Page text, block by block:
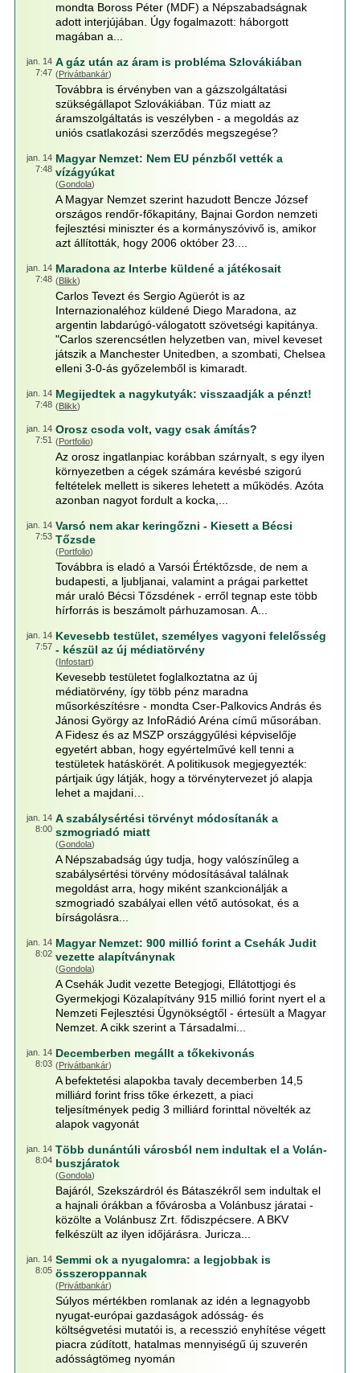
mondta Boross Péter (MDF) a Népszabadságnak
adott interjújában. Úgy fogalmazott: háborgott
magában a...
jan. 14
7:47
A gáz után az áram is probléma Szlovákiában
(Privátbankár)
Továbbra is érvényben van a gázszolgáltatási
szükségállapot Szlovákiában. Tűz miatt az
áramszolgáltatás is veszélyben - a megoldás az
uniós csatlakozási szerződés megszegése?
jan. 14
7:48
Magyar Nemzet: Nem EU pénzből vették a
vízágyúkat
(Gondola)
A Magyar Nemzet szerint hazudott Bencze József
országos rendőr-főkapitány, Bajnai Gordon nemzeti
fejlesztési miniszter és a kormányszóvivő is, amikor
azt állították, hogy 2006 október 23....
jan. 14
7:48
Maradona az Interbe küldené a játékosait
(Blikk)
Carlos Tevezt és Sergio Agüerót is az
Internazionaléhoz küldené Diego Maradona, az
argentin labdarúgó-válogatott szövetségi kapitánya.
"Carlos szerencsétlen helyzetben van, mivel keveset
játszik a Manchester Unitedben, a szombati, Chelsea
elleni 3-0-ás győzelemből is kimaradt.
jan. 14
7:48
Megijedtek a nagykutyák: visszaadják a pénzt!
(Blikk)
jan. 14
7:51
Orosz csoda volt, vagy csak ámítás?
(Portfolio)
Az orosz ingatlanpiac korábban szárnyalt, s egy ilyen
környezetben a cégek számára kevésbé szigorú
feltételek mellett is sikeres lehetett a működés. Azóta
azonban nagyot fordult a kocka,...
jan. 14
7:53
Varsó nem akar keringőzni - Kiesett a Bécsi
Tőzsde
(Portfolio)
Továbbra is eladó a Varsói Értéktőzsde, de nem a
budapesti, a ljubljanai, valamint a prágai parkettet
már uraló Bécsi Tőzsdének - erről tegnap este több
hírforrás is beszámolt párhuzamosan. A...
jan. 14
7:57
Kevesebb testület, személyes vagyoni felelősség
- készül az új médiatörvény
(Infostart)
Kevesebb testületet foglalkoztatna az új
médiatörvény, így több pénz maradna
műsorkészítésre - mondta Cser-Palkovics András és
Jánosi György az InfoRádió Aréna című műsorában.
A Fidesz és az MSZP országgyűlési képviselője
egyetért abban, hogy egyértelművé kell tenni a
testületek hatáskörét. A politikusok megjegyezték:
pártjaik úgy látják, hogy a törvénytervezet jó alapja
lehet a majdani…
jan. 14
8:00
A szabálysértési törvényt módosítanák a
szmogriadó miatt
(Gondola)
A Népszabadság úgy tudja, hogy valószínűleg a
szabálysértési törvény módosításával találnak
megoldást arra, hogy miként szankcionálják a
szmogriadó szabályai ellen vétő autósokat, és a
bírságolásra...
jan. 14
8:02
Magyar Nemzet: 900 millió forint a Csehák Judit
vezette alapítványnak
(Gondola)
A Csehák Judit vezette Betegjogi, Ellátottjogi és
Gyermekjogi Közalapítvány 915 millió forint nyert el a
Nemzeti Fejlesztési Ügynökségtől - értesült a Magyar
Nemzet. A cikk szerint a Társadalmi...
jan. 14
8:03
Decemberben megállt a tőkekivonás
(Privátbankár)
A befektetési alapokba tavaly decemberben 14,5
milliárd forint friss tőke érkezett, a piaci
teljesítmények pedig 3 milliárd forinttal növelték az
alapok vagyonát
jan. 14
8:04
Több dunántúli városból nem indultak el a Volán-
buszjáratok
(Gondola)
Bajáról, Szekszárdról és Bátaszékről sem indultak el
a hajnali órákban a fővárosba a Volánbusz járatai -
közölte a Volánbusz Zrt. fődiszpécsere. A BKV
felkészült az ilyen időjárásra. Juricza...
jan. 14
8:05
Semmi ok a nyugalomra: a legjobbak is
összeroppannak
(Privátbankár)
Súlyos mértékben romlanak az idén a legnagyobb
nyugat-európai gazdaságok adósság- és
költségvetési mutatói is, a recesszió enyhítése végett
piacra zúdított, hatalmas mennyiségű új szuverén
adósságtömeg nyomán